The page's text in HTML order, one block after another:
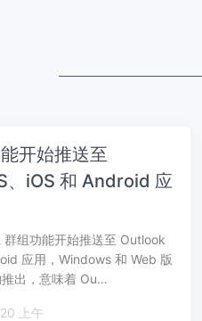
开始推送至
、iOS 和 Android 应
组功能开始推送至 Outlook
应用，Windows 和 Web 版
出，意味着 Ou…
4 月 19 日, 1:20 上午